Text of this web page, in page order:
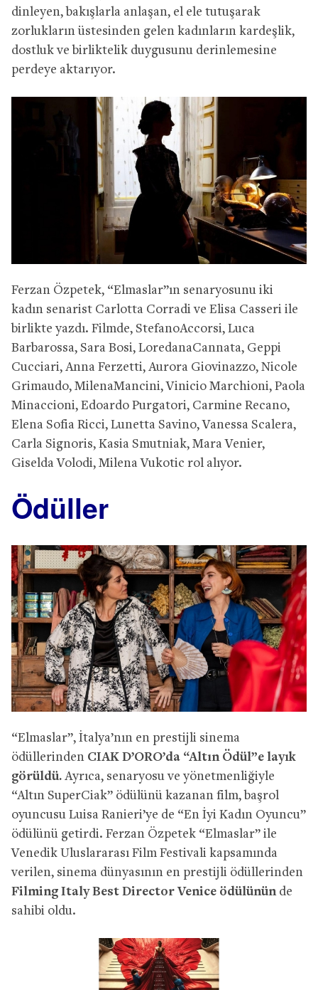
dinleyen, bakışlarla anlaşan, el ele tutuşarak
zorlukların üstesinden gelen kadınların kardeşlik,
dostluk ve birliktelik duygusunu derinlemesine
perdeye aktarıyor.
Ferzan Özpetek, “Elmaslar”ın senaryosunu iki
kadın senarist Carlotta Corradi ve Elisa Casseri ile
birlikte yazdı. Filmde, StefanoAccorsi, Luca
Barbarossa, Sara Bosi, LoredanaCannata, Geppi
Cucciari, Anna Ferzetti, Aurora Giovinazzo, Nicole
Grimaudo, MilenaMancini, Vinicio Marchioni, Paola
Minaccioni, Edoardo Purgatori, Carmine Recano,
Elena Sofia Ricci, Lunetta Savino, Vanessa Scalera,
Carla Signoris, Kasia Smutniak, Mara Venier,
Giselda Volodi, Milena Vukotic rol alıyor.
Ödüller
“Elmaslar”, İtalya’nın en prestijli sinema
ödüllerinden CIAK D’ORO’da “Altın Ödül”e layık
görüldü. Ayrıca, senaryosu ve yönetmenliğiyle
“Altın SuperCiak” ödülünü kazanan film, başrol
oyuncusu Luisa Ranieri’ye de “En İyi Kadın Oyuncu”
ödülünü getirdi. Ferzan Özpetek “Elmaslar” ile
Venedik Uluslararası Film Festivali kapsamında
verilen, sinema dünyasının en prestijli ödüllerinden
Filming Italy Best Director Venice ödülününde
sahibi oldu.